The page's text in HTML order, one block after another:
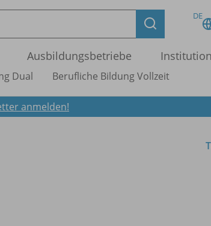
DE
Ausbildungsbetriebe
Dual Berufliche Bildung Vollzeit
anmelden!